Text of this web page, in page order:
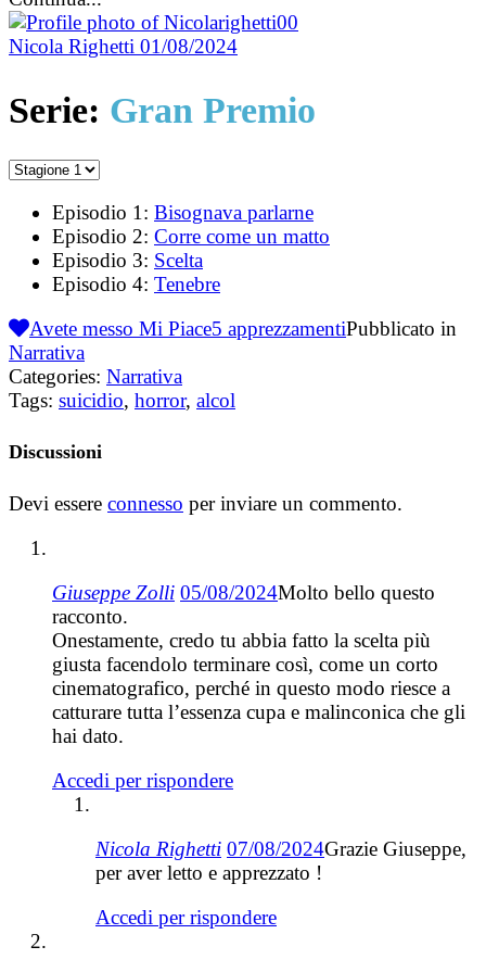
Nicola Righetti 01/08/2024
Serie: Gran Premio
Episodio 1: Bisognava parlarne
Episodio 2: Corre come un matto
Episodio 3: Scelta
Episodio 4: Tenebre
Avete messo Mi Piace5 apprezzamentiPubblicato in
Narrativa
Categories: Narrativa
Tags: suicidio, horror, alcol
Discussioni
Devi essere connesso per inviare un commento.
Giuseppe Zolli 05/08/2024Molto bello questo
racconto.
Onestamente, credo tu abbia fatto la scelta più
giusta facendolo terminare così, come un corto
cinematografico, perché in questo modo riesce a
catturare tutta l’essenza cupa e malinconica che gli
hai dato.
Accedi per rispondere
Nicola Righetti 07/08/2024Grazie Giuseppe,
per aver letto e apprezzato !
Accedi per rispondere